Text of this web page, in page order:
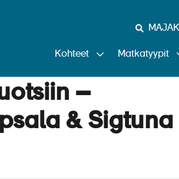
Kohteet Matkatyypit
–
& Sigtuna